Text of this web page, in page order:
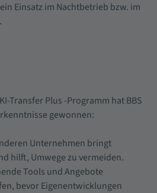
Einsatz im Nachtbetrieb bzw. im
Transfer Plus -Programm hat BBS
gewonnen:
Unternehmen bringt
hilft, Umwege zu vermeiden.
Tools und Angebote
bevor Eigenentwicklungen